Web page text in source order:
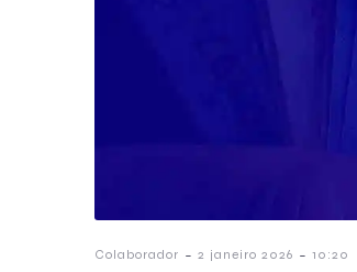
Colaborador - 2 janeiro 2026 - 10:20